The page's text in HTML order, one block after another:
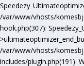
/var/www/vhosts/
hook.php(307):
/var/www/vhosts/
includes/plugin.php(191):